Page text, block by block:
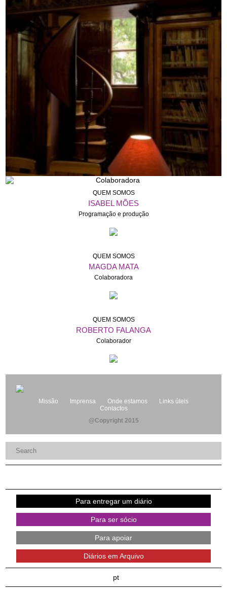
QUEM SOMOS
ISABEL MÕES
Programação e produção
QUEM SOMOS
MAGDA MATA
Colaboradora
QUEM SOMOS
ROBERTO FALANGA
Colaborador
Missão Imprensa Onde estamos
Links úteis
Contactos
@Copyright 2015
Para entregar um diário
Para ser sócio
Para apoiar
Diários em Arquivo
pt